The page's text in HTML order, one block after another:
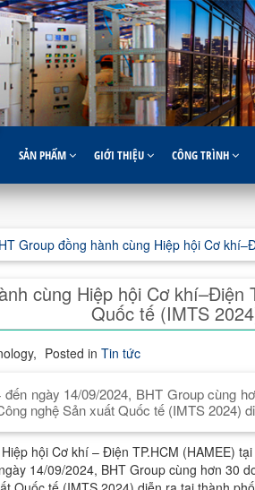
SẢN PHẨM GIỚI THIỆU CÔNG TRÌNH
Group đồng hành cùng Hiệp hội Cơ
cùng Hiệp hội Cơ
Quốc tế (IMTS
, Posted in Tin tức
đến ngày 14/09/2024, BHT Group cùng
nghệ Sản xuất Quốc tế (IMTS 2024)
hội Cơ khí – Điện TP.HCM (HAMEE)
14/09/2024, BHT Group cùng hơn 30